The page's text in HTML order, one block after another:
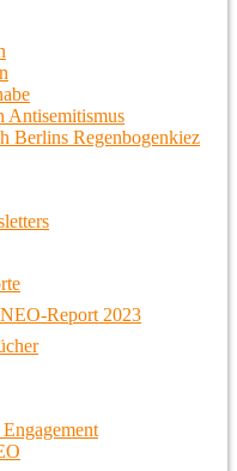
Antisemitismus
Berlins Regenbogenkiez
Report 2023